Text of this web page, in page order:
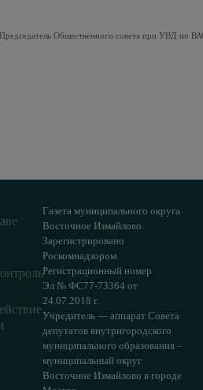
Газета муниципального округа
Восточное Измайлово.
Зарегистрировано
Роскомнадзором.
Регистрационный номер
Эл № ФС77-73364 от
24.07.2018 г.
Учредитель — аппарат Совета
депутатов внутригородского
муниципального образования –
муниципальный округ
Восточное Измайлово в городе